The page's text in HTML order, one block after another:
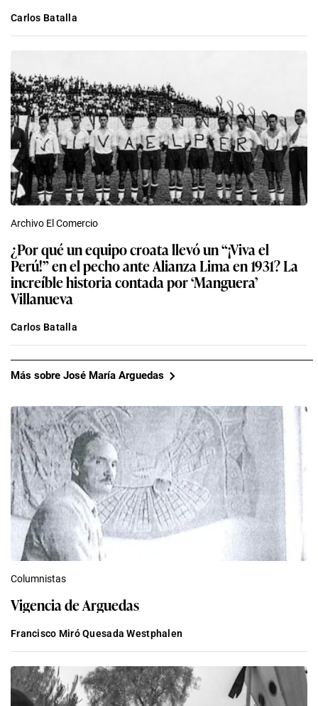
Carlos Batalla
Archivo El Comercio
¿Por qué un equipo croata llevó un “¡Viva el
Perú!” en el pecho ante Alianza Lima en 1931? La
increíble historia contada por ‘Manguera’
Villanueva
Carlos Batalla
Más sobre José María Arguedas
Columnistas
Vigencia de Arguedas
Francisco Miró Quesada Westphalen